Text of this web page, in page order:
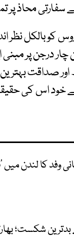
محاذ
کو بالکل
درجن پر
نے خود اس کی
وفد کا لندن
شکست؛